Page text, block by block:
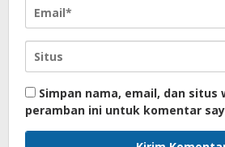
Simpan nama, email, dan situs
peramban ini untuk komentar